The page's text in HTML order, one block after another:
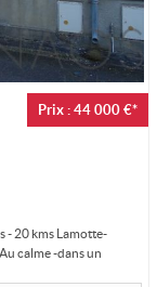
Prix : 44 000 €*
- 20 kms Lamotte-
calme -dans un